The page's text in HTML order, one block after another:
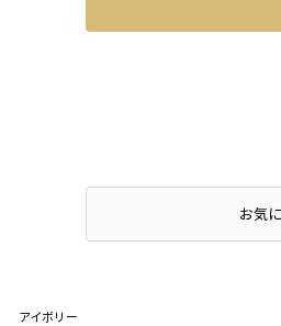
アイボリー
お気